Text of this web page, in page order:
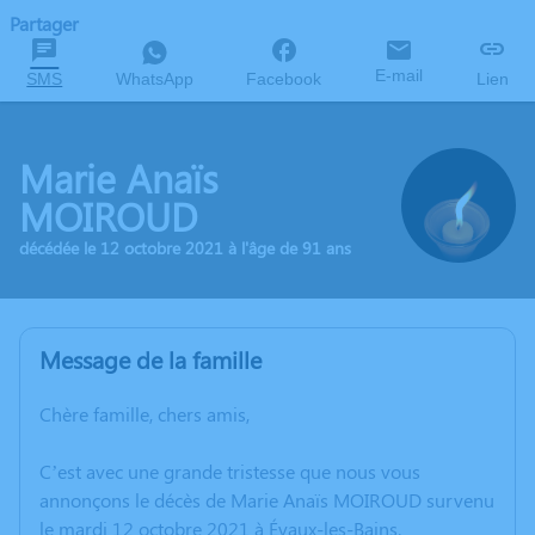
Partager
SMS WhatsApp Facebook E-mail Lien
Marie Anaïs
MOIROUD
décédée le 12 octobre 2021 à l'âge de 91 ans
Message de la famille
Chère famille, chers amis,
C’est avec une grande tristesse que nous vous
annonçons le décès de Marie Anaïs MOIROUD survenu
le mardi 12 octobre 2021 à Évaux-les-Bains.